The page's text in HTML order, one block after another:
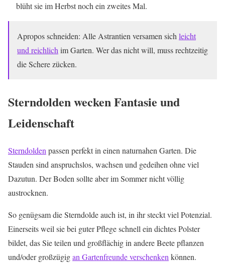
blüht sie im Herbst noch ein zweites Mal.
Apropos schneiden: Alle Astrantien versamen sichleicht
und reichlichim Garten. Wer das nicht will, muss rechtzeitig
die Schere zücken.
Sterndolden wecken Fantasie und
Leidenschaft
Sterndoldenpassen perfekt in einen naturnahen Garten. Die
Stauden sind anspruchslos, wachsen und gedeihen ohne viel
Dazutun. Der Boden sollte aber im Sommer nicht völlig
austrocknen.
So genügsam die Sterndolde auch ist, in ihr steckt viel Potenzial.
Einerseits weil sie bei guter Pflege schnell ein dichtes Polster
bildet, das Sie teilen und großflächig in andere Beete pflanzen
und/oder großzügigan Gartenfreunde verschenkenkönnen.